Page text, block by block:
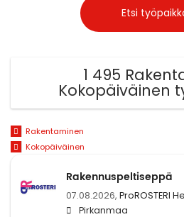
1 495
Kokopäiväinen
Rakentaminen
Kokopäiväinen
Rakennuspeltiseppä
07.08.2026, ProROSTERI
Pirkanmaa